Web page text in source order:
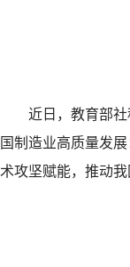
近日，教育部
国制造业高质量发
术攻坚赋能，推动